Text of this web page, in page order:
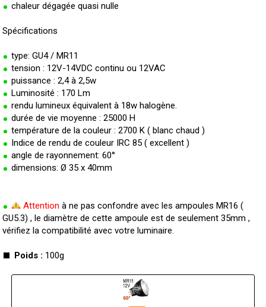
chaleur dégagée quasi nulle
Spécifications
type: GU4 / MR11
tension : 12V-14VDC continu ou 12VAC
puissance : 2,4 à 2,5w
Luminosité : 170 Lm
rendu lumineux équivalent à 18w halogène.
durée de vie moyenne : 25000 H
température de la couleur : 2700 K ( blanc chaud )
Indice de rendu de couleur IRC 85 ( excellent )
angle de rayonnement: 60°
dimensions: Ø 35 x 40mm
Attention à ne pas confondre avec les ampoules MR16 (
GU5.3) , le diamètre de cette ampoule est de seulement 35mm ,
vérifiez la compatibilité avec votre luminaire.
Poids : 100g